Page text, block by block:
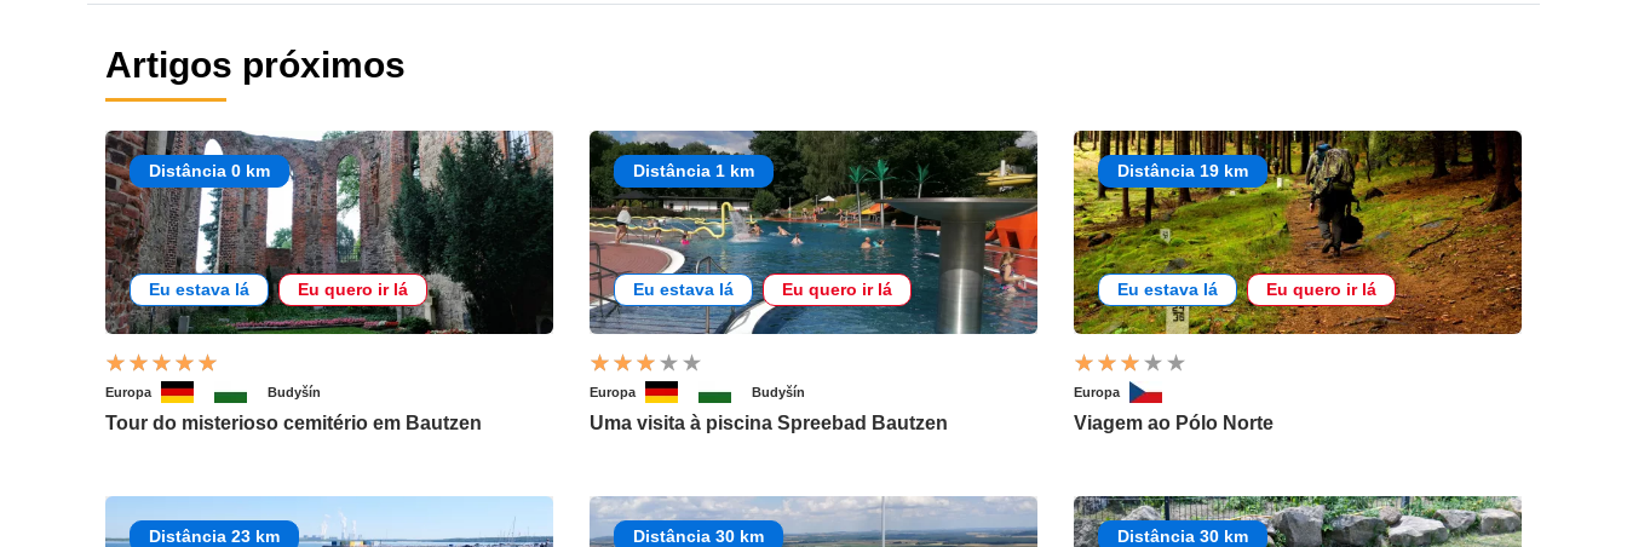
Artigos próximos
Distância 0 km
Eu estava lá Eu quero ir lá
Europa Budyšín
Tour do misterioso cemitério em Bautzen
Distância 1 km
Eu estava lá Eu quero ir lá
Europa Budyšín
Uma visita à piscina Spreebad Bautzen
Distância 19 km
Eu estava lá Eu quero ir lá
Europa
Viagem ao Pólo Norte
Distância 23 km Distância 30 km Distância 30 km